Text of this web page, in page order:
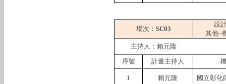
場次： SC03
設
其他–
主持人：賴元隆
序號
計畫主持人
1 賴元隆 國立彰化